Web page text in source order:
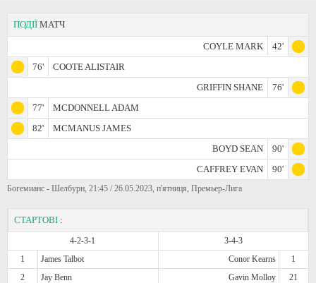
ПОДІЇ МАТЧ
COYLE MARK
42'
76'
COOTE ALISTAIR
GRIFFIN SHANE
76'
77'
MCDONNELL ADAM
82'
MCMANUS JAMES
BOYD SEAN
90'
CAFFREY EVAN
90'
Богемианс - Шелбурн, 21:45 / 26.05.2023, п'ятниця, Премьер-Лига
СТАРТОВІ :
4-2-3-1
3-4-3
1
James Talbot Conor Kearns
1
2
Jay Benn Gavin Molloy
21